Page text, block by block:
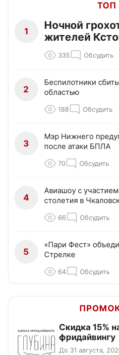
ТОП
1
Ночной
жителей
335 Обсудить
2
Беспилотники
областью
188 Обсудить
3
Мэр Нижнего
после атаки БПЛА
70 Обсудить
4
Авиашоу с
столетия в
66 Обсудить
5
«Пари Фест»
Стрелке
64 Обсудить
Скидка 15%
фридайвингу
До 31 августа,